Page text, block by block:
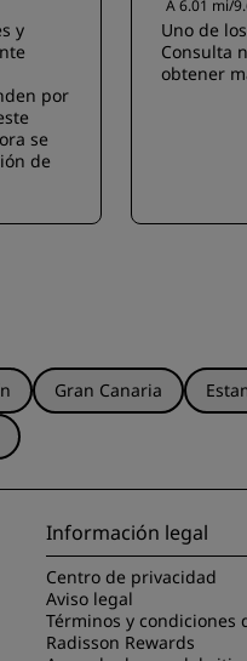
y
por
se
de
A 6.01 mi/
Uno de
Consulta
obtener
Gran Canaria
Información legal
Centro de privacidad
Aviso legal
Términos y condiciones
Radisson Rewards